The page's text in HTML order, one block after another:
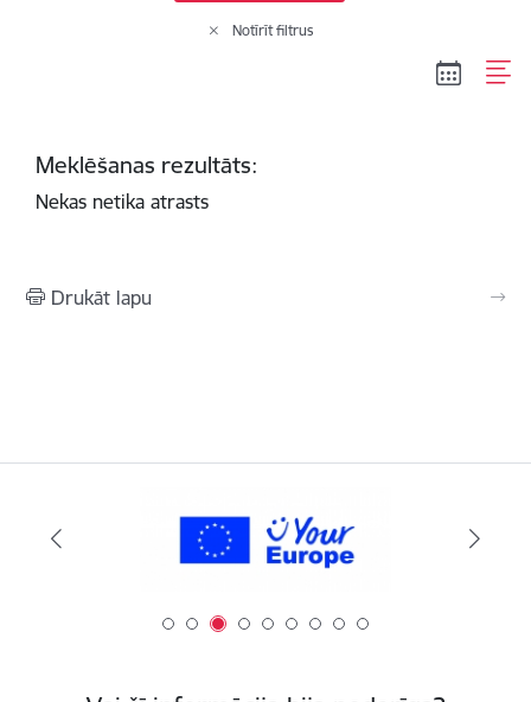
Notīrīt filtrus
Meklēšanas rezultāts:
Nekas netika atrasts
Drukāt lapu